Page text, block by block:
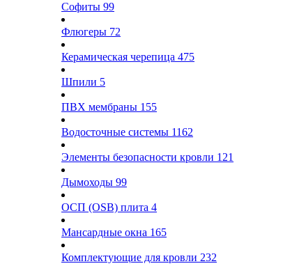
Софиты 99
Флюгеры 72
Керамическая черепица 475
Шпили 5
ПВХ мембраны 155
Водосточные системы 1162
Элементы безопасности кровли 121
Дымоходы 99
ОСП (OSB) плита 4
Мансардные окна 165
Комплектующие для кровли 232